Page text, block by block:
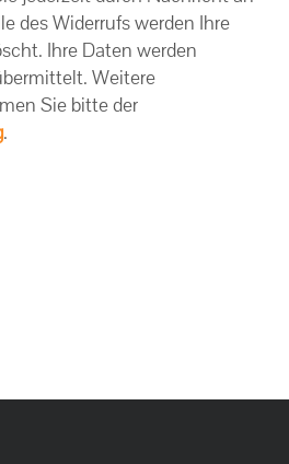
des Widerrufs werden Ihre
Ihre Daten werden
Weitere
Sie bitte der
.